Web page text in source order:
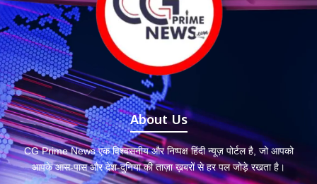
About Us
CG Prime News एक विश्वसनीय और निष्पक्ष हिंदी न्यूज़ पोर्टल है, जो आपको
आपके आस-पास और देश-दुनिया की ताज़ा ख़बरों से हर पल जोड़े रखता है।